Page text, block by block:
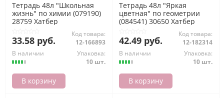
Тетрадь 48л "Школьная
жизнь" по химии (079190)
28759 Хатбер
33.58 руб.
Код товара:
12-166893
В наличии
Упаковка:
10 шт.
В корзину
Тетрадь 48л "Яркая
цветная" по геометрии
(084541) 30650 Хатбер
42.49 руб.
Код товара:
12-182314
В наличии
Упаковка:
10 шт.
В корзину